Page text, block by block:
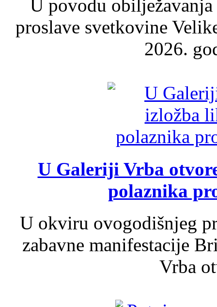
U povodu
proslave svetkovine
2026.
U Galeriji Vrba
polaznika
U okviru ovogodišnjeg
zabavne manifestacije
Vrba